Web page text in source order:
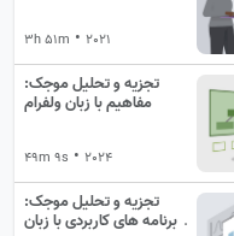
3h 51m •2021
تجزیه و تحلیل موجک:
مفاهیم با زبان ولفرام
49m 9s •2024
تجزیه و تحلیل موجک:
برنامه های کاربردی با زبان